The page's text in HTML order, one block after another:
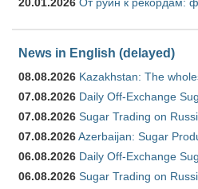
News in English (delayed)
08.08.2026 Kazakhstan: The
07.08.2026 Daily Off-Exchange
07.08.2026 Sugar Trading on
07.08.2026Azerbaijan: Sugar
06.08.2026 Daily Off-Exchange
06.08.2026 Sugar Trading on